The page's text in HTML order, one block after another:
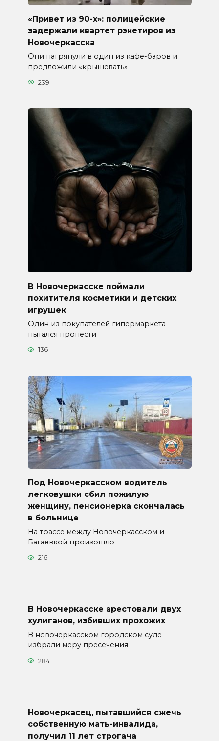
«Привет из 90-х»: полицейские
задержали квартет рэкетиров из
Новочеркасска
Они нагрянули в один из кафе-баров и
предложили «крышевать»
239
В Новочеркасске поймали
похитителя косметики и детских
игрушек
Один из покупателей гипермаркета
пытался пронести
136
Под Новочеркасском водитель
легковушки сбил пожилую
женщину, пенсионерка скончалась
в больнице
На трассе между Новочеркасском и
Багаевкой произошло
216
В Новочеркасске арестовали двух
хулиганов, избивших прохожих
В новочеркасском городском суде
избрали меру пресечения
284
Новочеркасец, пытавшийся сжечь
собственную мать-инвалида,
получил 11 лет строгача